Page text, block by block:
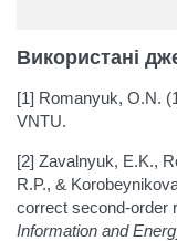
Використані
[1] Romanyuk, O.N.
VNTU.
[2] Zavalnyuk, E.K.,
R.P., &
correct second-order
Information and